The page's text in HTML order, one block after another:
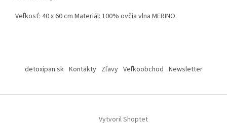
Veľkosť: 40 x 60 cm Materiál: 100% ovčia vlna MERINO.
detoxipan.sk Kontakty Zľavy Veľkoobchod Newsletter
Vytvoril Shoptet